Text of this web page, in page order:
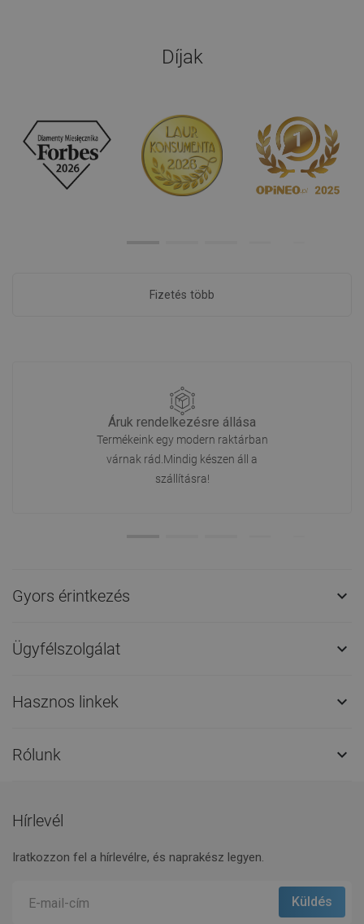
Díjak
Fizetés több
Áruk rendelkezésre állása
Termékeink egy modern raktárban
várnak rád.Mindig készen áll a
szállításra!
Gyors érintkezés 
Ügyfélszolgálat 
Hasznos linkek 
Rólunk 
Hírlevél
Iratkozzon fel a hírlevélre, és naprakész legyen.